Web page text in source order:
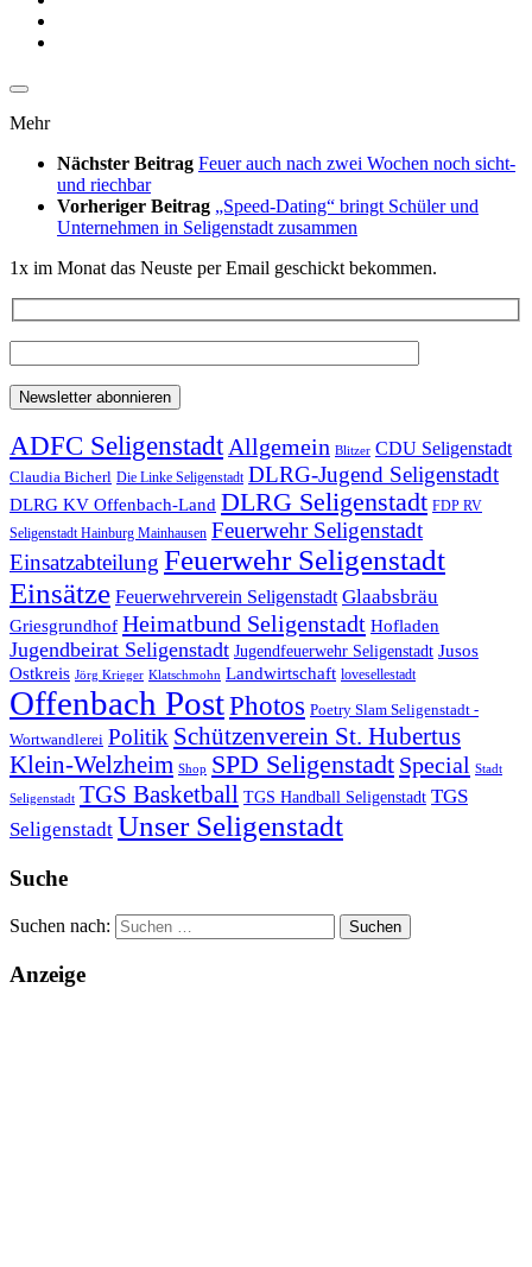
Mehr
Nächster Beitrag Feuer auch nach zwei Wochen noch sicht-
und riechbar
Vorheriger Beitrag „Speed-Dating“ bringt Schüler und
Unternehmen in Seligenstadt zusammen
1x im Monat das Neuste per Email geschickt bekommen.
ADFC SeligenstadtAllgemein Blitzer CDU Seligenstadt
Claudia Bicherl Die Linke Seligenstadt DLRG-Jugend Seligenstadt
DLRG KV Offenbach-Land DLRG Seligenstadt FDP RV
Seligenstadt Hainburg Mainhausen Feuerwehr Seligenstadt
Einsatzabteilung Feuerwehr Seligenstadt
Einsätze Feuerwehrverein Seligenstadt Glaabsbräu
Griesgrundhof Heimatbund Seligenstadt Hofladen
Jugendbeirat Seligenstadt Jugendfeuerwehr Seligenstadt Jusos
Ostkreis Jörg Krieger Klatschmohn Landwirtschaft lovesellestadt
Offenbach PostPhotos Poetry Slam Seligenstadt -
Wortwandlerei Politik Schützenverein St. Hubertus
Klein-Welzheim Shop SPD Seligenstadt Special Stadt
Seligenstadt TGS Basketball TGS Handball Seligenstadt TGS
Seligenstadt Unser Seligenstadt
Suche
Suchen nach:
Anzeige